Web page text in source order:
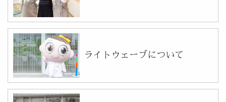
ライトウェーブについて